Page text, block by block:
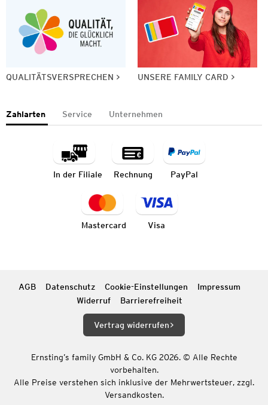
QUALITÄTSVERSPRECHEN UNSERE FAMILY CARD
Zahlarten Service Unternehmen
In der Filiale Rechnung PayPal
Mastercard Visa
AGB Datenschutz Cookie-Einstellungen
Impressum
Widerruf
Barrierefreiheit
Vertrag widerrufen
Ernsting’s family GmbH & Co. KG 2026. © Alle Rechte
vorbehalten.
Alle Preise verstehen sich inklusive der Mehrwertsteuer, zzgl.
Versandkosten.